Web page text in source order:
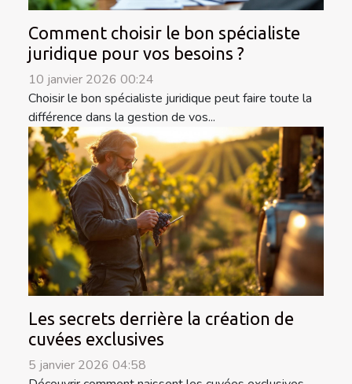
Comment choisir le bon spécialiste
juridique pour vos besoins ?
10 janvier 2026 00:24
Choisir le bon spécialiste juridique peut faire toute la
différence dans la gestion de vos...
Les secrets derrière la création de
cuvées exclusives
5 janvier 2026 04:58